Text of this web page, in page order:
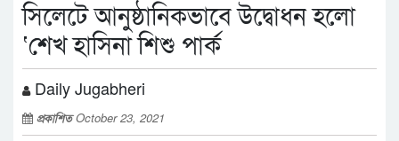
সিলেটে আনুষ্ঠানিকভাবে উদ্বোধন হলো
‘শেখ হাসিনা শিশু পার্ক
Daily Jugabheri
প্রকাশিতOctober 23, 2021